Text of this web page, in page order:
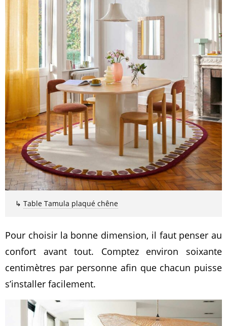
↳ Table Tamula plaqué chêne
Pour choisir la bonne dimension, il faut penser au
confort avant tout. Comptez environ soixante
centimètres par personne afin que chacun puisse
s’installer facilement.